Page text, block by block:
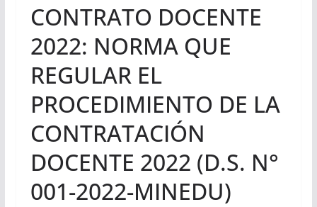
CONTRATO DOCENTE
2022: NORMA QUE
REGULAR EL
PROCEDIMIENTO DE LA
CONTRATACIÓN
DOCENTE 2022 (D.S. N°
001-2022-MINEDU)